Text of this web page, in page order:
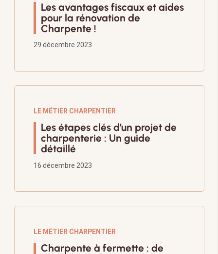
Les avantages fiscaux et aides
pour la rénovation de
Charpente !
29 décembre 2023
LE MÉTIER CHARPENTIER
Les étapes clés d’un projet de
charpenterie : Un guide
détaillé
16 décembre 2023
LE MÉTIER CHARPENTIER
Charpente à fermette : de